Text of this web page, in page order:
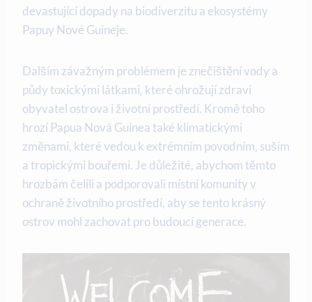
devastující dopady na biodiverzitu a ‌ekosystémy
Papuy Nové Guineje.
Dalším ⁣závažným problémem je znečištění vody⁢ a
půdy toxickými ⁣látkami,⁤ které ohrožují zdraví
obyvatel ostrova i​ životní prostředí.⁣ Kromě toho
hrozí Papua Nová Guinea také klimatickými
změnami, které vedou k extrémním povodním, ‍suším
a tropickými bouřemi.⁤ Je důležité,‌ abychom těmto
hrozbám ⁢čelili⁢ a podporovali místní komunity v
ochraně životního prostředí, aby‌ se tento krásný
ostrov mohl zachovat pro budoucí generace.